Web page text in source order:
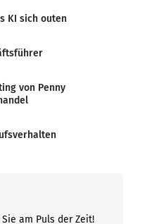
KI sich outen
von Penny
am Puls der Zeit!